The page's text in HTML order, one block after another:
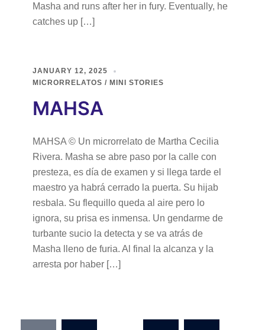
Masha and runs after her in fury. Eventually, he
catches up […]
JANUARY 12, 2025
MICRORRELATOS / MINI STORIES
MAHSA
MAHSA © Un microrrelato de Martha Cecilia
Rivera. Masha se abre paso por la calle con
presteza, es día de examen y si llega tarde el
maestro ya habrá cerrado la puerta. Su hijab
resbala. Su flequillo queda al aire pero lo
ignora, su prisa es inmensa. Un gendarme de
turbante sucio la detecta y se va atrás de
Masha lleno de furia. Al final la alcanza y la
arresta por haber […]